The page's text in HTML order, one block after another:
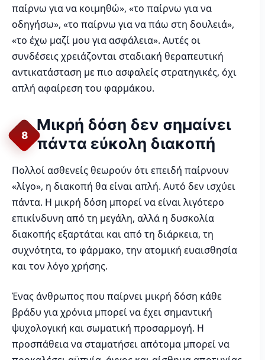
παίρνω για να κοιμηθώ», «το παίρνω για να
οδηγήσω», «το παίρνω για να πάω στη δουλειά»,
«το έχω μαζί μου για ασφάλεια». Αυτές οι
συνδέσεις χρειάζονται σταδιακή θεραπευτική
αντικατάσταση με πιο ασφαλείς στρατηγικές, όχι
απλή αφαίρεση του φαρμάκου.
8
Μικρή δόση δεν σημαίνει
πάντα εύκολη διακοπή
Πολλοί ασθενείς θεωρούν ότι επειδή παίρνουν
«λίγο», η διακοπή θα είναι απλή. Αυτό δεν ισχύει
πάντα. Η μικρή δόση μπορεί να είναι λιγότερο
επικίνδυνη από τη μεγάλη, αλλά η δυσκολία
διακοπής εξαρτάται και από τη διάρκεια, τη
συχνότητα, το φάρμακο, την ατομική ευαισθησία
και τον λόγο χρήσης.
Ένας άνθρωπος που παίρνει μικρή δόση κάθε
βράδυ για χρόνια μπορεί να έχει σημαντική
ψυχολογική και σωματική προσαρμογή. Η
προσπάθεια να σταματήσει απότομα μπορεί να